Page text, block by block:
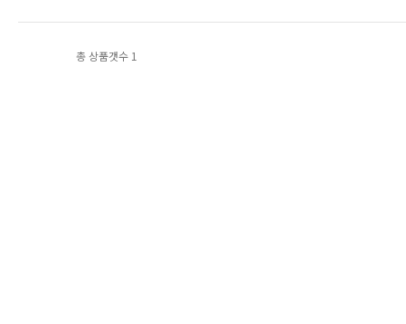
총 상품갯수 1